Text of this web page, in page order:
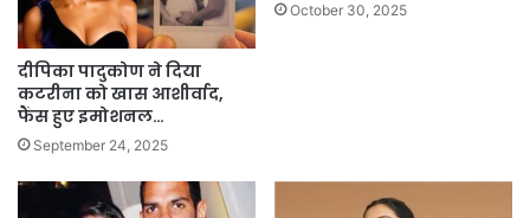
दीपिका पादुकोण ने दिया
कटरीना को खास आशीर्वाद,
फैंस हुए इमोशनल…
September 24, 2025
October 30, 2025